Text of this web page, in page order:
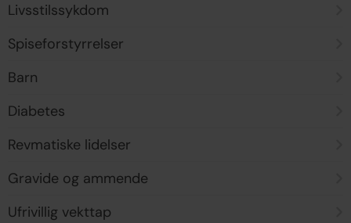
Livsstilssykdom
Spiseforstyrrelser
Barn
Diabetes
Revmatiske lidelser
Gravide og ammende
Ufrivillig vekttap